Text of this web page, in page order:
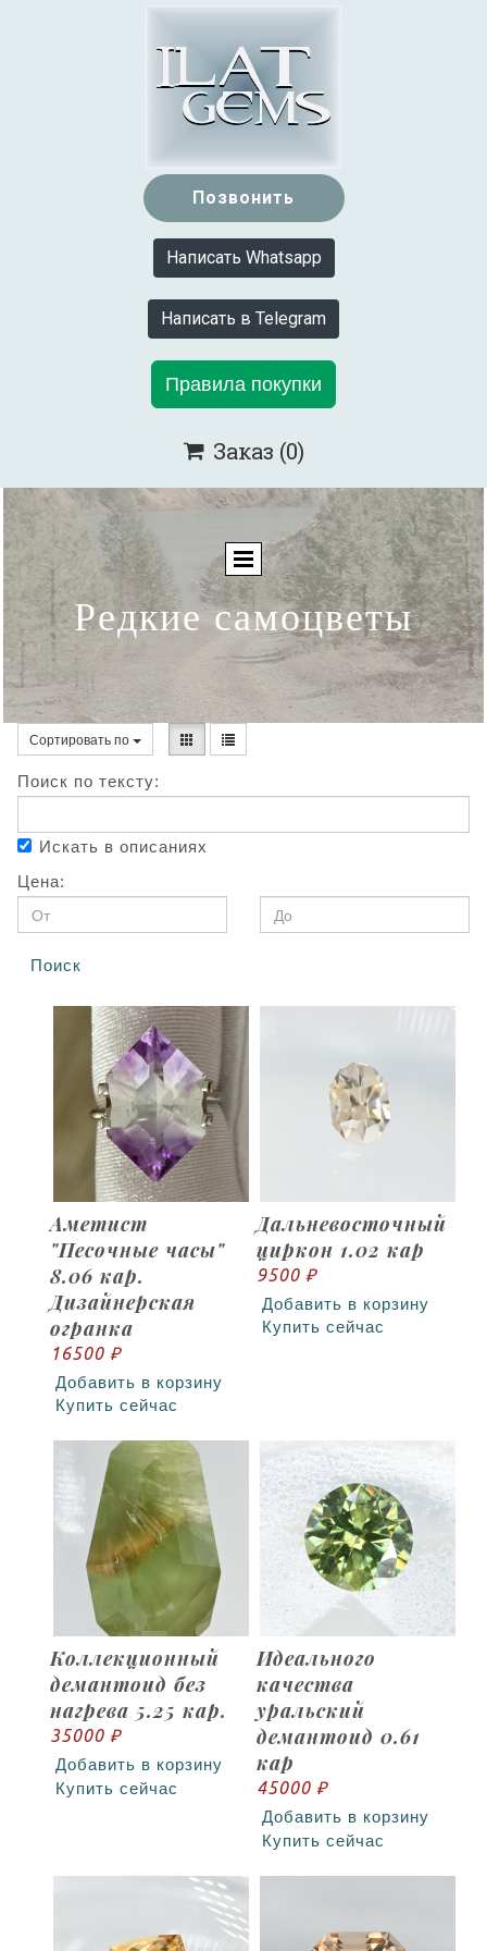
Позвонить
Написать Whatsapp
Написать в Telegram
Правила покупки
 Заказ (0)
Редкие самоцветы
Сортировать по
Поиск по тексту:
Искать в описаниях
Цена:
Поиск
Аметист
"Песочные часы"
8.06 кар.
Дизайнерская
огранка
16500 ₽
Добавить в корзину
Купить сейчас
Дальневосточный
циркон 1.02 кар
9500 ₽
Добавить в корзину
Купить сейчас
Коллекционный
демантоид без
нагрева 5.25 кар.
35000 ₽
Добавить в корзину
Купить сейчас
Идеального
качества
уральский
демантоид 0.61
кар
45000 ₽
Добавить в корзину
Купить сейчас